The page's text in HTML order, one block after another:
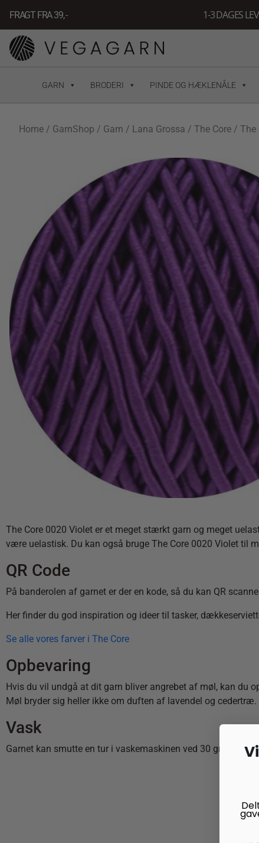
indholdet
FRAGT FRA 39, - 1-3 DAGES
GARN BRODERI PINDE OG HÆKLENÅLE
Home / GarnShop / Garn / Lana Grossa / The Core / The
The Core 0020 Violet er et meget stærkt garn og meget
være uelastisk. Du kan også bruge The Core 0020 Violet til
QR Code
På banderolen af garnet er der en kode, så du kan QR
Her finder du god inspiration og ideer til tasker,
Se alle vores farver i The Core
Opbevaring
Hvis du vil undgå at dit garn bliver angrebet af møl, kan du
Møl bryder sig heller ikke om duften af lavendel og cedertræ.
Vask
Garnet kan smutte en tur i vaskemaskinen ved 30 grader.